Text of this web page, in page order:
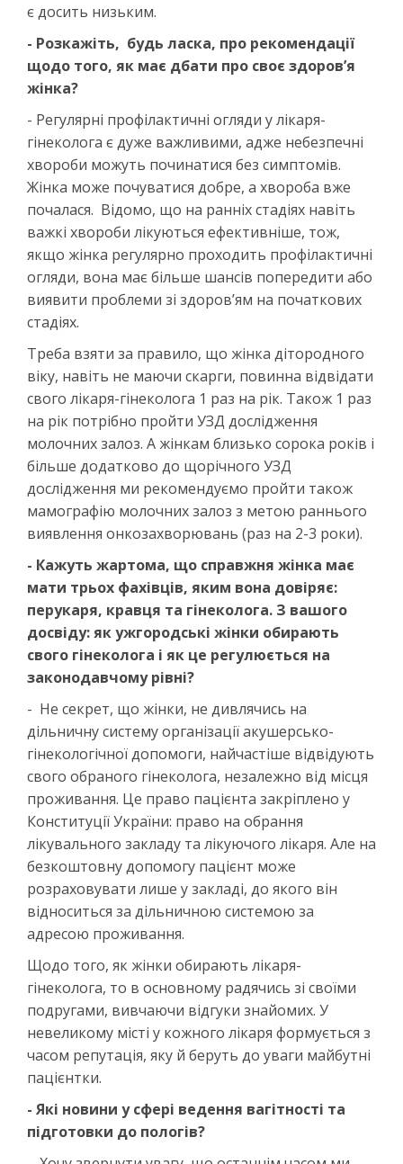
є досить низьким.
- Розкажіть, будь ласка, про рекомендації
щодо того, як має дбати про своє здоров’я
жінка?
- Регулярні профілактичні огляди у лікаря-
гінеколога є дуже важливими, адже небезпечні
хвороби можуть починатися без симптомів.
Жінка може почуватися добре, а хвороба вже
почалася. Відомо, що на ранніх стадіях навіть
важкі хвороби лікуються ефективніше, тож,
якщо жінка регулярно проходить профілактичні
огляди, вона має більше шансів попередити або
виявити проблеми зі здоров’ям на початкових
стадіях.
Треба взяти за правило, що жінка дітородного
віку, навіть не маючи скарги, повинна відвідати
свого лікаря-гінеколога 1 раз на рік. Також 1 раз
на рік потрібно пройти УЗД дослідження
молочних залоз. А жінкам близько сорока років і
більше додатково до щорічного УЗД
дослідження ми рекомендуємо пройти також
мамографію молочних залоз з метою раннього
виявлення онкозахворювань (раз на 2-3 роки).
- Кажуть жартома, що справжня жінка має
мати трьох фахівців, яким вона довіряє:
перукаря, кравця та гінеколога. З вашого
досвіду: як ужгородські жінки обирають
свого гінеколога і як це регулюється на
законодавчому рівні?
- Не секрет, що жінки, не дивлячись на
дільничну систему організації акушерсько-
гінекологічної допомоги, найчастіше відвідують
свого обраного гінеколога, незалежно від місця
проживання. Це право пацієнта закріплено у
Конституції України: право на обрання
лікувального закладу та лікуючого лікаря. Але на
безкоштовну допомогу пацієнт може
розраховувати лише у закладі, до якого він
відноситься за дільничною системою за
адресою проживання.
Щодо того, як жінки обирають лікаря-
гінеколога, то в основному радячись зі своїми
подругами, вивчаючи відгуки знайомих. У
невеликому місті у кожного лікаря формується з
часом репутація, яку й беруть до уваги майбутні
пацієнтки.
- Які новини у сфері ведення вагітності та
підготовки до пологів?